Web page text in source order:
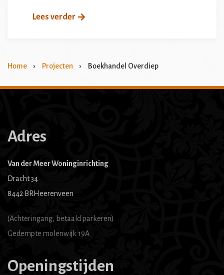
Lees verder
Home › Projecten › Boekhandel Overdiep
Adres
Van der Meer Woninginrichting
Dracht 34
8442 BRHeerenveen
(Achteringang, betaald parkeren)
Gedempte molenwijk 19A
Openingstijden